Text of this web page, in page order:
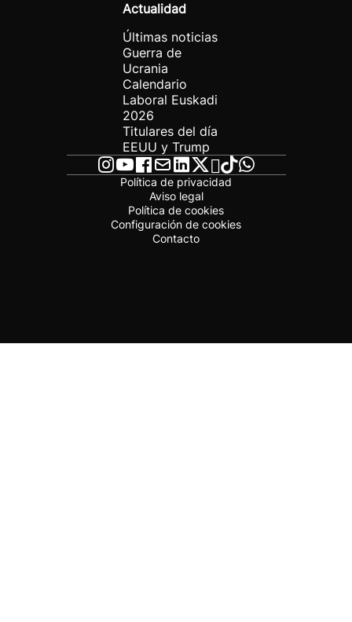
Actualidad
Últimas noticias
Guerra de
Ucrania
Calendario
Laboral Euskadi
2026
Titulares del día
EEUU y Trump
Política de privacidad
Aviso legal
Política de cookies
Configuración de cookies
Contacto